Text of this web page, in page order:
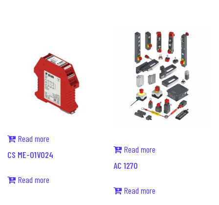
Read more
CS ME-01V024
Read more
Read more
AC 1270
Read more